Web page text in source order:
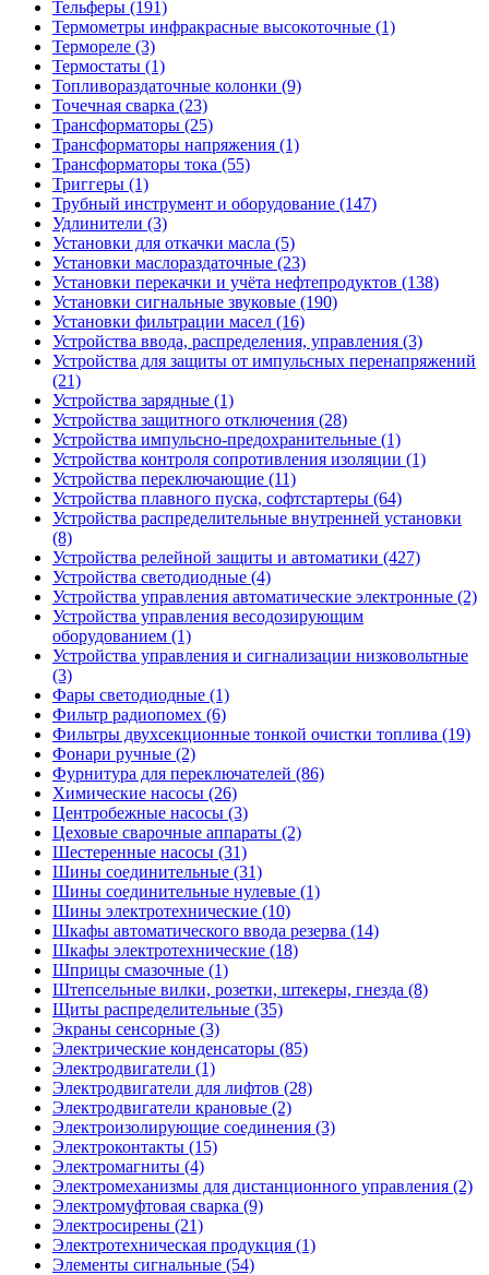
Тельферы (191)
Термометры инфракрасные высокоточные (1)
Термореле (3)
Термостаты (1)
Топливораздаточные колонки (9)
Точечная сварка (23)
Трансформаторы (25)
Трансформаторы напряжения (1)
Трансформаторы тока (55)
Триггеры (1)
Трубный инструмент и оборудование (147)
Удлинители (3)
Установки для откачки масла (5)
Установки маслораздаточные (23)
Установки перекачки и учёта нефтепродуктов (138)
Установки сигнальные звуковые (190)
Установки фильтрации масел (16)
Устройства ввода, распределения, управления (3)
Устройства для защиты от импульсных перенапряжений
(21)
Устройства зарядные (1)
Устройства защитного отключения (28)
Устройства импульсно-предохранительные (1)
Устройства контроля сопротивления изоляции (1)
Устройства переключающие (11)
Устройства плавного пуска, софтстартеры (64)
Устройства распределительные внутренней установки
(8)
Устройства релейной защиты и автоматики (427)
Устройства светодиодные (4)
Устройства управления автоматические электронные (2)
Устройства управления весодозирующим
оборудованием (1)
Устройства управления и сигнализации низковольтные
(3)
Фары светодиодные (1)
Фильтр радиопомех (6)
Фильтры двухсекционные тонкой очистки топлива (19)
Фонари ручные (2)
Фурнитура для переключателей (86)
Химические насосы (26)
Центробежные насосы (3)
Цеховые сварочные аппараты (2)
Шестеренные насосы (31)
Шины соединительные (31)
Шины соединительные нулевые (1)
Шины электротехнические (10)
Шкафы автоматического ввода резерва (14)
Шкафы электротехнические (18)
Шприцы смазочные (1)
Штепсельные вилки, розетки, штекеры, гнезда (8)
Щиты распределительные (35)
Экраны сенсорные (3)
Электрические конденсаторы (85)
Электродвигатели (1)
Электродвигатели для лифтов (28)
Электродвигатели крановые (2)
Электроизолирующие соединения (3)
Электроконтакты (15)
Электромагниты (4)
Электромеханизмы для дистанционного управления (2)
Электромуфтовая сварка (9)
Электросирены (21)
Электротехническая продукция (1)
Элементы сигнальные (54)